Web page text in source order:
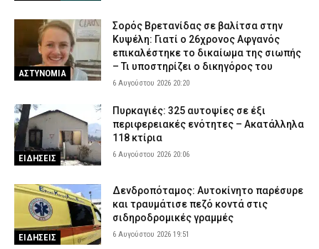
ΑΣΤΥΝΟΜΙΑ
Σορός Βρετανίδας σε βαλίτσα στην
Κυψέλη: Γιατί ο 26χρονος Αφγανός
επικαλέστηκε το δικαίωμα της σιωπής
– Τι υποστηρίζει ο δικηγόρος του
6 Αυγούστου 2026 20:20
ΕΙΔΗΣΕΙΣ
Πυρκαγιές: 325 αυτοψίες σε έξι
περιφερειακές ενότητες – Ακατάλληλα
118 κτίρια
6 Αυγούστου 2026 20:06
ΕΙΔΗΣΕΙΣ
Δενδροπόταμος: Αυτοκίνητο παρέσυρε
και τραυμάτισε πεζό κοντά στις
σιδηροδρομικές γραμμές
6 Αυγούστου 2026 19:51